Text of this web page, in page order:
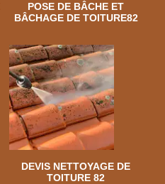
POSE DE BÂCHE ET
BÂCHAGE DE TOITURE82
DEVIS NETTOYAGE DE
TOITURE 82